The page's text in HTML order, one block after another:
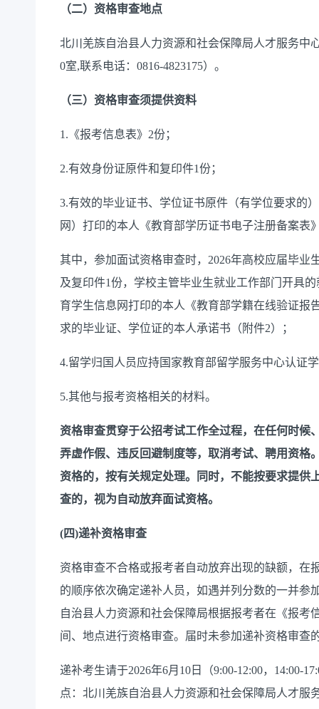
（二）资格审查地点
北川羌族自治县人力资源和社会保障局人才服务中
0室,联系电话：0816-4823175）。
（三）资格审查须提供资料
1.《报考信息表》2份；
2.有效身份证原件和复印件1份；
3.有效的毕业证书、学位证书原件 （有学位要求的）
网）打印的本人《教育部学历证书电子注册备案表
其中，参加面试资格审查时， 2026年高校应届毕业
及复印件1份，学校主管毕业生就业工作部门开具
育学生信息网打印的本人《教育部学籍在线验证报
求的毕业证、学位证的本人承诺书（附件2）
；
4.留学归国人员应持国家教育部留学服务中心认证
5.其他与报考资格相关的材料。
资格审查贯穿于公招考试工作全过程，在任何时候
弄虚作假、违反回避制度等，取消考试、聘用资格
资格的，按有关规定处理。同时，不能按要求提供
查的，视为自动放弃面试资格。
(四)递补资格审查
资格审查不合格或报考者自动放弃出现的缺额，在
的顺序依次确定递补人员，如遇并列分数的一并参
自治县人力资源和社会保障局根据报考者在《报考
间、地点进行资格审查。届时未参加递补资格审查
递补考生请于2026年6月10日（9:00-12:00，14:00-
点：北川羌族自治县人力资源和社会保障局人才服